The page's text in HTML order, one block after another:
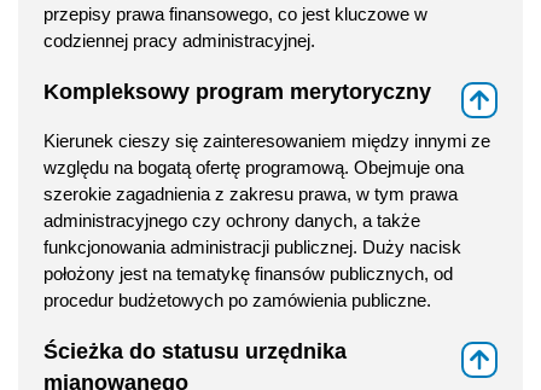
przepisy prawa finansowego, co jest kluczowe w
codziennej pracy administracyjnej.
Kompleksowy program merytoryczny
Kierunek cieszy się zainteresowaniem między innymi ze
względu na bogatą ofertę programową. Obejmuje ona
szerokie zagadnienia z zakresu prawa, w tym prawa
administracyjnego czy ochrony danych, a także
funkcjonowania administracji publicznej. Duży nacisk
położony jest na tematykę finansów publicznych, od
procedur budżetowych po zamówienia publiczne.
Ścieżka do statusu urzędnika
mianowanego